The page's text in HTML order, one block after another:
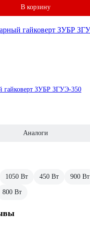
В корзину
гайковерт ЗУБР ЗГУЭ-350
Аналоги
1050 Вт 450 Вт 900 Вт
800 Вт